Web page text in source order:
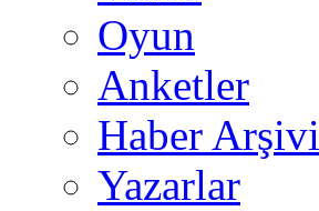
Oyun
Anketler
Haber Arşivi
Yazarlar